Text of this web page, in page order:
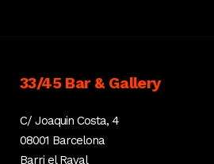
33/45 Bar & Gallery
C/ Joaquin Costa, 4
08001 Barcelona
Barri el Raval